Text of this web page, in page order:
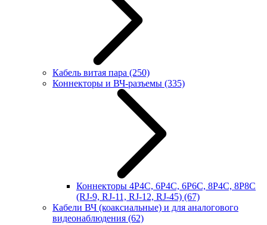
Кабель витая пара (250)
Коннекторы и ВЧ-разъемы (335)
Коннекторы 4P4C, 6P4C, 6P6C, 8P4C, 8P8C
(RJ-9, RJ-11, RJ-12, RJ-45) (67)
Кабели ВЧ (коаксиальные) и для аналогового
видеонаблюдения (62)